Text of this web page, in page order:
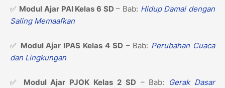
✅ Modul Ajar PAI Kelas 6 SD – Bab: Hidup Damai dengan
Saling Memaafkan
✅ Modul Ajar IPAS Kelas 4 SD – Bab: Perubahan Cuaca
dan Lingkungan
✅ Modul Ajar PJOK Kelas 2 SD – Bab: Gerak Dasar